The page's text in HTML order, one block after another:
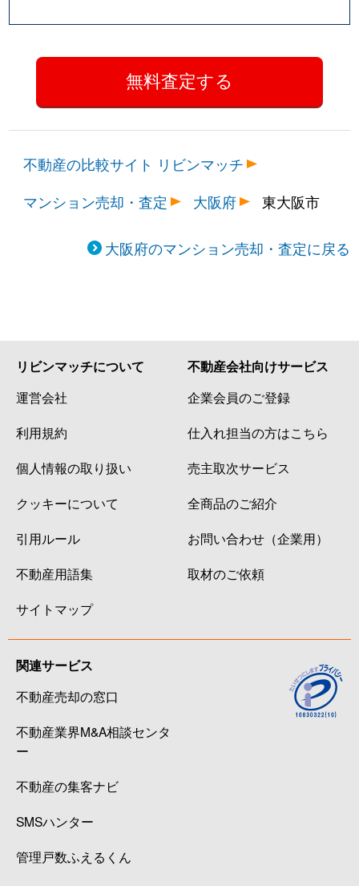
不動産の比較サイト リビンマッチ
マンション売却・査定
大阪府 東大阪市
大阪府のマンション売却・査定に戻る
リビンマッチについて
運営会社
利用規約
個人情報の取り扱い
クッキーについて
引用ルール
不動産用語集
サイトマップ
不動産会社向けサービス
企業会員のご登録
仕入れ担当の方はこちら
売主取次サービス
全商品のご紹介
お問い合わせ（企業用）
取材のご依頼
関連サービス
不動産売却の窓口
不動産業界M&A相談センタ
ー
不動産の集客ナビ
SMSハンター
管理戸数ふえるくん